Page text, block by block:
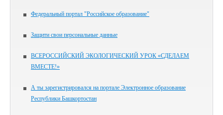
Федеральный портал "Российское образование"
Защити свои персональные данные
ВСЕРОССИЙСКИЙ ЭКОЛОГИЧЕСКИЙ УРОК «СДЕЛАЕМ
ВМЕСТЕ!»
А ты зарегистрировался на портале Электронное образование
Республики Башкортостан